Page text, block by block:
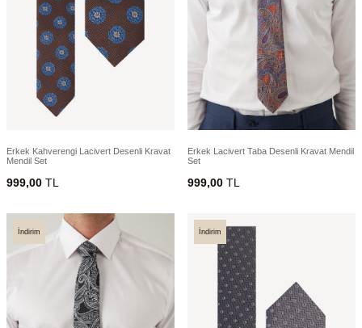
Erkek Kahverengi Lacivert Desenli Kravat
Mendil Set
999,00 TL
Erkek Lacivert Taba Desenli Kravat Mendil
Set
999,00 TL
İndirim İndirim